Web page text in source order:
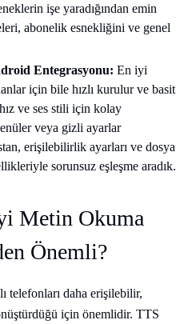
işe yaradığından emin
abonelik esnekliğini ve genel
Entegrasyonu: En iyi
için bile hızlı kurulur ve basit
ve ses stili için kolay
veya gizli ayarlar
erişilebilirlik ayarları ve dosya
sorunsuz eşleşme aradık.
Metin Okuma
Önemli?
telefonları daha erişilebilir,
için önemlidir. TTS